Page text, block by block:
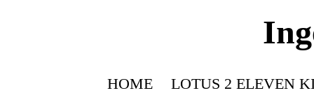
HOME LOTUS 2 ELEVEN